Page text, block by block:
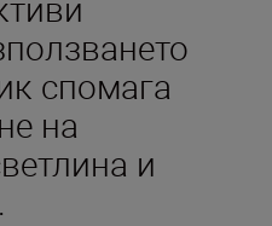
спомага
на
и